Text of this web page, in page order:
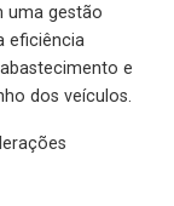
uma gestão
eficiência
e
dos veículos.